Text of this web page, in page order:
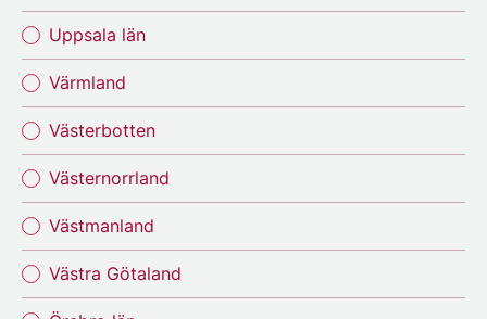
Uppsala län
Värmland
Västerbotten
Västernorrland
Västmanland
Västra Götaland